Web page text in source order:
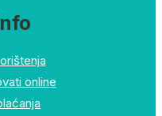
online